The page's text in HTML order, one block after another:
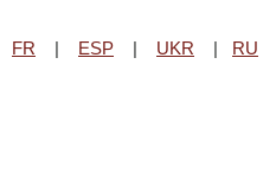
FR | ESP | UKR | RU
am
Infos & Öffnungszeiten